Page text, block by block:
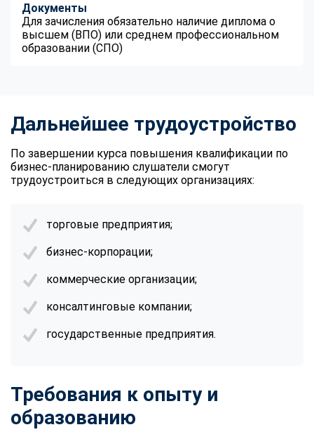
Документы
Для зачисления обязательно наличие диплома о
высшем (ВПО) или среднем профессиональном
образовании (СПО)
Дальнейшее трудоустройство
По завершении курса повышения квалификации по
бизнес-планированию слушатели смогут
трудоустроиться в следующих организациях:
торговые предприятия;
бизнес-корпорации;
коммерческие организации;
консалтинговые компании;
государственные предприятия.
Требования к опыту и
образованию